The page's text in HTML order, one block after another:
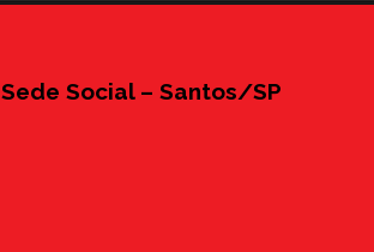
Sede Social – Santos/SP